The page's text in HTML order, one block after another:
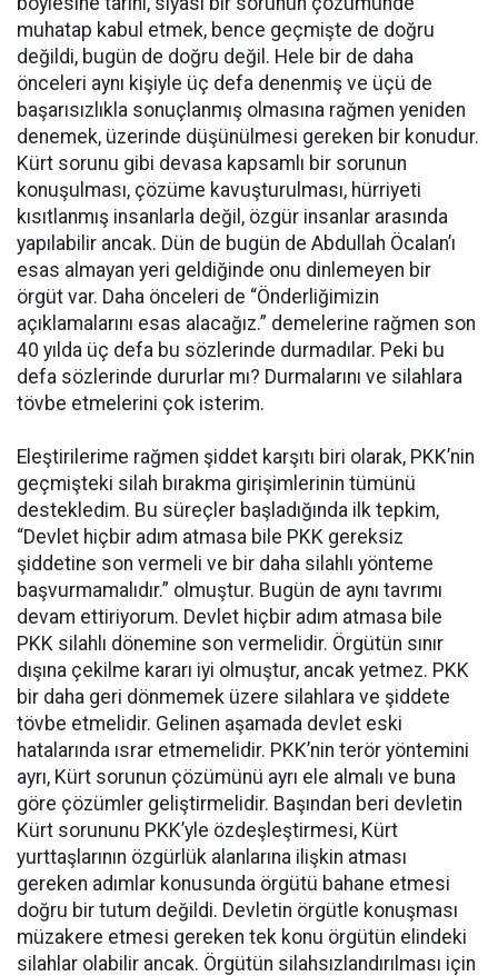
muhatap kabul etmek, bence geçmişte de doğru
değildi, bugün de doğru değil. Hele bir de daha
önceleri aynı kişiyle üç defa denenmiş ve üçü de
başarısızlıkla sonuçlanmış olmasına rağmen yeniden
denemek, üzerinde düşünülmesi gereken bir konudur.
Kürt sorunu gibi devasa kapsamlı bir sorunun
konuşulması, çözüme kavuşturulması, hürriyeti
kısıtlanmış insanlarla değil, özgür insanlar arasında
yapılabilir ancak. Dün de bugün de Abdullah Öcalan’ı
esas almayan yeri geldiğinde onu dinlemeyen bir
örgüt var. Daha önceleri de “Önderliğimizin
açıklamalarını esas alacağız.” demelerine rağmen son
40 yılda üç defa bu sözlerinde durmadılar. Peki bu
defa sözlerinde dururlar mı? Durmalarını ve silahlara
tövbe etmelerini çok isterim.
Eleştirilerime rağmen şiddet karşıtı biri olarak, PKK’nin
geçmişteki silah bırakma girişimlerinin tümünü
destekledim. Bu süreçler başladığında ilk tepkim,
“Devlet hiçbir adım atmasa bile PKK gereksiz
şiddetine son vermeli ve bir daha silahlı yönteme
başvurmamalıdır.” olmuştur. Bugün de aynı tavrımı
devam ettiriyorum. Devlet hiçbir adım atmasa bile
PKK silahlı dönemine son vermelidir. Örgütün sınır
dışına çekilme kararı iyi olmuştur, ancak yetmez. PKK
bir daha geri dönmemek üzere silahlara ve şiddete
tövbe etmelidir. Gelinen aşamada devlet eski
hatalarında ısrar etmemelidir. PKK’nin terör yöntemini
ayrı, Kürt sorunun çözümünü ayrı ele almalı ve buna
göre çözümler geliştirmelidir. Başından beri devletin
Kürt sorununu PKK’yle özdeşleştirmesi, Kürt
yurttaşlarının özgürlük alanlarına ilişkin atması
gereken adımlar konusunda örgütü bahane etmesi
doğru bir tutum değildi. Devletin örgütle konuşması
müzakere etmesi gereken tek konu örgütün elindeki
silahlar olabilir ancak. Örgütün silahsızlandırılması için